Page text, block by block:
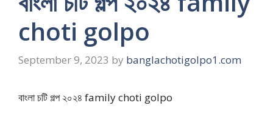
choti golpo
September 9, 2023 by banglachotigolpo1.com
বাংলা চটি গল্প ২০২৪ family choti golpo